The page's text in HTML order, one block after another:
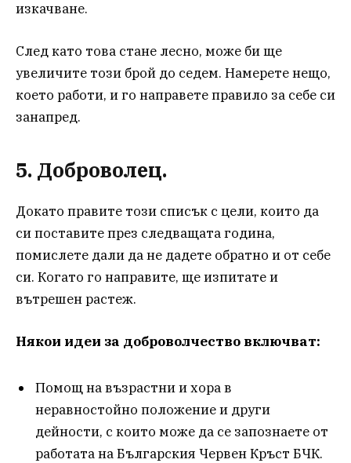
изкачване.
След като това стане лесно, може би ще
увеличите този брой до седем. Намерете нещо,
което работи, и го направете правило за себе си
занапред.
5. Доброволец.
Докато правите този списък с цели, които да
си поставите през следващата година,
помислете дали да не дадете обратно и от себе
си. Когато го направите, ще изпитате и
вътрешен растеж.
Някои идеи за доброволчество включват:
Помощ на възрастни и хора в
неравностойно положение и други
дейности, с които може да се запознаете от
работата на Българския Червен Кръст БЧК.